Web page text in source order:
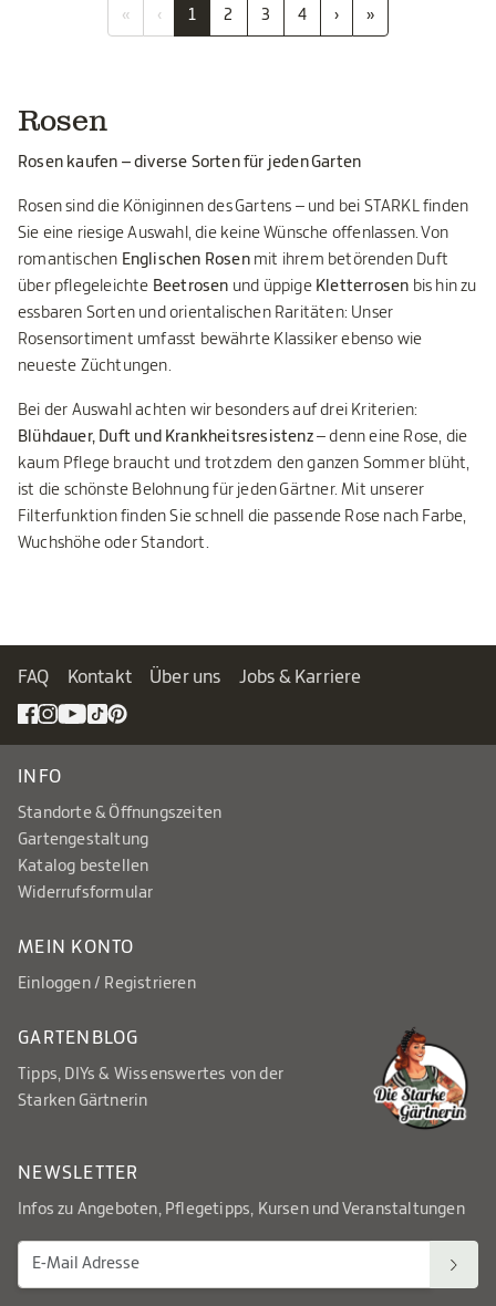
« ‹ 1 2 3 4 › »
Rosen
Rosen kaufen – diverse Sorten für jeden Garten
Rosen sind die Königinnen des Gartens – und bei STARKL finden
Sie eine riesige Auswahl, die keine Wünsche offenlassen. Von
romantischen Englischen Rosenmit ihrem betörenden Duft
über pflegeleichte Beetrosen und üppige Kletterrosen bis hin zu
essbaren Sorten und orientalischen Raritäten: Unser
Rosensortiment umfasst bewährte Klassiker ebenso wie
neueste Züchtungen.
Bei der Auswahl achten wir besonders auf drei Kriterien:
Blühdauer, Duft und Krankheitsresistenz– denn eine Rose, die
kaum Pflege braucht und trotzdem den ganzen Sommer blüht,
ist die schönste Belohnung für jeden Gärtner. Mit unserer
Filterfunktion finden Sie schnell die passende Rose nach Farbe,
Wuchshöhe oder Standort.
FAQ Kontakt Über uns Jobs & Karriere
INFO
Standorte & Öffnungszeiten
Gartengestaltung
Katalog bestellen
Widerrufsformular
MEIN KONTO
Einloggen / Registrieren
GARTENBLOG
Tipps, DIYs & Wissenswertes von der
Starken Gärtnerin
NEWSLETTER
Infos zu Angeboten, Pflegetipps, Kursen und Veranstaltungen